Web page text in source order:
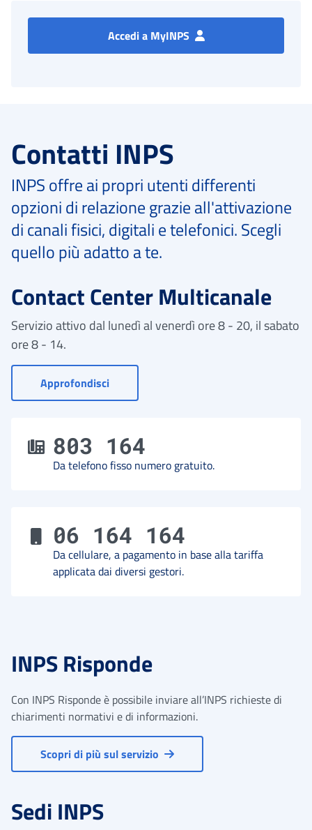
Accedi a MyINPS
Contatti INPS
INPS offre ai propri utenti differenti
opzioni di relazione grazie all'attivazione
di canali fisici, digitali e telefonici. Scegli
quello più adatto a te.
Contact Center Multicanale
Servizio attivo dal lunedì al venerdì ore 8 - 20, il sabato
ore 8 - 14.
Approfondisci- Vai a Contact Center
803 164
Da telefono fisso numero gratuito.
06 164 164
Da cellulare, a pagamento in base alla tariffa
applicata dai diversi gestori.
INPS Risponde
Con INPS Risponde è possibile inviare all’INPS richieste di
chiarimenti normativi e di informazioni.
Scopri di più sul servizio
Sedi INPS